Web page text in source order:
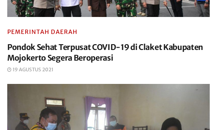
PEMERINTAH DAERAH
Pondok Sehat Terpusat COVID-19 di Claket Kabupaten
Mojokerto Segera Beroperasi
19 AGUSTUS 2021